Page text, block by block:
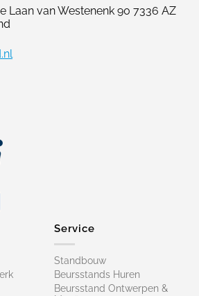
Laan van Westenenk 90 7336 AZ
Service
Standbouw
Beursstands Huren
Beursstand Ontwerpen &